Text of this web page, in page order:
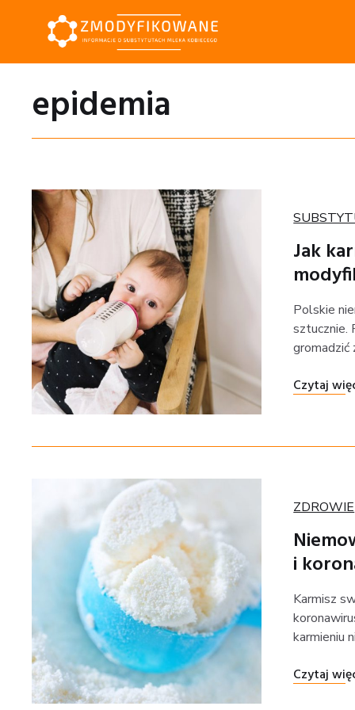
epidemia
Kategoria
Jak
Polskie
sztucznie.
gromadzić
Czytaj
Kategoria
ZDROWIE
i
Karmisz
karmieniu
Czytaj